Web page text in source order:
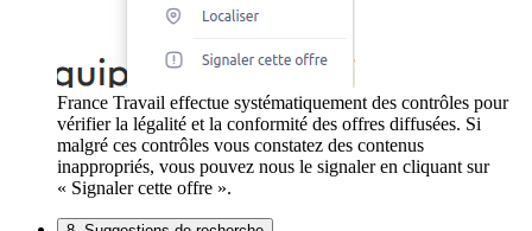
France Travail effectue systématiquement des contrôles pour
vérifier la légalité et la conformité des offres diffusées. Si
malgré ces contrôles vous constatez des contenus
inappropriés, vous pouvez nous le signaler en cliquant sur
« Signaler cette offre ».